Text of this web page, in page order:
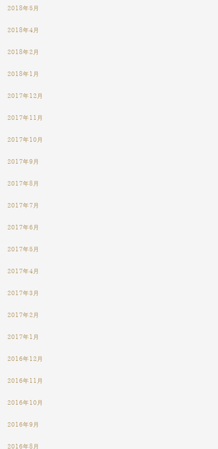
2018年5月
2018年4月
2018年2月
2018年1月
2017年12月
2017年11月
2017年10月
2017年9月
2017年8月
2017年7月
2017年6月
2017年5月
2017年4月
2017年3月
2017年2月
2017年1月
2016年12月
2016年11月
2016年10月
2016年9月
2016年8月